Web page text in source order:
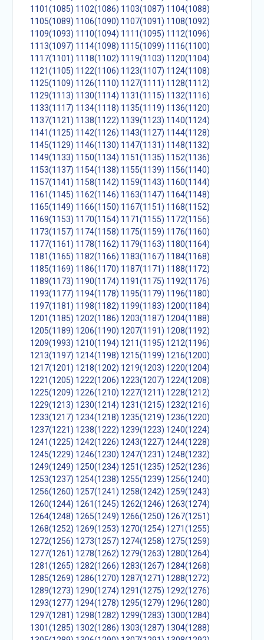
1101(1085) 1102(1086) 1103(1087) 1104(1088)
1105(1089) 1106(1090) 1107(1091) 1108(1092)
1109(1093) 1110(1094) 1111(1095) 1112(1096)
1113(1097) 1114(1098) 1115(1099) 1116(1100)
1117(1101) 1118(1102) 1119(1103) 1120(1104)
1121(1105) 1122(1106) 1123(1107) 1124(1108)
1125(1109) 1126(1110) 1127(1111) 1128(1112)
1129(1113) 1130(1114) 1131(1115) 1132(1116)
1133(1117) 1134(1118) 1135(1119) 1136(1120)
1137(1121) 1138(1122) 1139(1123) 1140(1124)
1141(1125) 1142(1126) 1143(1127) 1144(1128)
1145(1129) 1146(1130) 1147(1131) 1148(1132)
1149(1133) 1150(1134) 1151(1135) 1152(1136)
1153(1137) 1154(1138) 1155(1139) 1156(1140)
1157(1141) 1158(1142) 1159(1143) 1160(1144)
1161(1145) 1162(1146) 1163(1147) 1164(1148)
1165(1149) 1166(1150) 1167(1151) 1168(1152)
1169(1153) 1170(1154) 1171(1155) 1172(1156)
1173(1157) 1174(1158) 1175(1159) 1176(1160)
1177(1161) 1178(1162) 1179(1163) 1180(1164)
1181(1165) 1182(1166) 1183(1167) 1184(1168)
1185(1169) 1186(1170) 1187(1171) 1188(1172)
1189(1173) 1190(1174) 1191(1175) 1192(1176)
1193(1177) 1194(1178) 1195(1179) 1196(1180)
1197(1181) 1198(1182) 1199(1183) 1200(1184)
1201(1185) 1202(1186) 1203(1187) 1204(1188)
1205(1189) 1206(1190) 1207(1191) 1208(1192)
1209(1993) 1210(1194) 1211(1195) 1212(1196)
1213(1197) 1214(1198) 1215(1199) 1216(1200)
1217(1201) 1218(1202) 1219(1203) 1220(1204)
1221(1205) 1222(1206) 1223(1207) 1224(1208)
1225(1209) 1226(1210) 1227(1211) 1228(1212)
1229(1213) 1230(1214) 1231(1215) 1232(1216)
1233(1217) 1234(1218) 1235(1219) 1236(1220)
1237(1221) 1238(1222) 1239(1223) 1240(1224)
1241(1225) 1242(1226) 1243(1227) 1244(1228)
1245(1229) 1246(1230) 1247(1231) 1248(1232)
1249(1249) 1250(1234) 1251(1235) 1252(1236)
1253(1237) 1254(1238) 1255(1239) 1256(1240)
1256(1260) 1257(1241) 1258(1242) 1259(1243)
1260(1244) 1261(1245) 1262(1246) 1263(1274)
1264(1248) 1265(1249) 1266(1250) 1267(1251)
1268(1252) 1269(1253) 1270(1254) 1271(1255)
1272(1256) 1273(1257) 1274(1258) 1275(1259)
1277(1261) 1278(1262) 1279(1263) 1280(1264)
1281(1265) 1282(1266) 1283(1267) 1284(1268)
1285(1269) 1286(1270) 1287(1271) 1288(1272)
1289(1273) 1290(1274) 1291(1275) 1292(1276)
1293(1277) 1294(1278) 1295(1279) 1296(1280)
1297(1281) 1298(1282) 1299(1283) 1300(1284)
1301(1285) 1302(1286) 1303(1287) 1304(1288)